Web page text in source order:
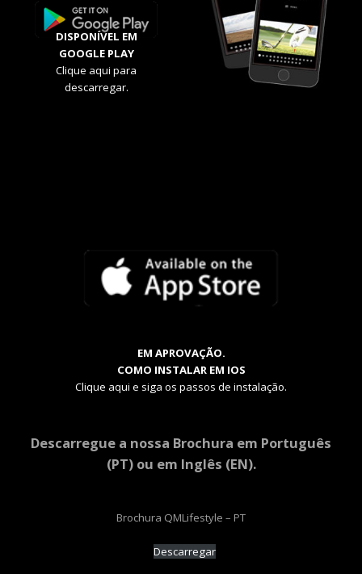
DISPONÍVEL EM
GOOGLE PLAY
Clique aqui para
descarregar.
EM APROVAÇÃO.
COMO INSTALAR EM IOS
Clique aqui e siga os passos de instalação.
Descarregue a nossa Brochura em Português
(PT) ou em Inglês (EN).
Brochura QMLifestyle – PT
Descarregar